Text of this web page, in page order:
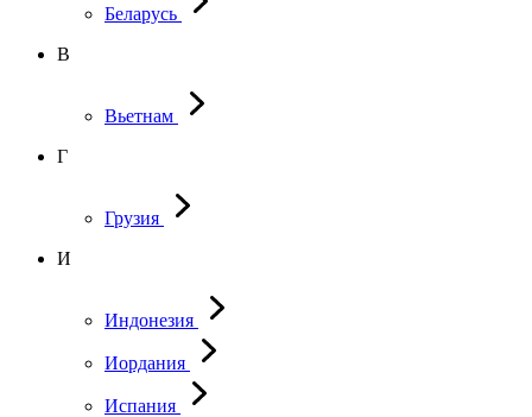
Беларусь
В
Вьетнам
Г
Грузия
И
Индонезия
Иордания
Испания